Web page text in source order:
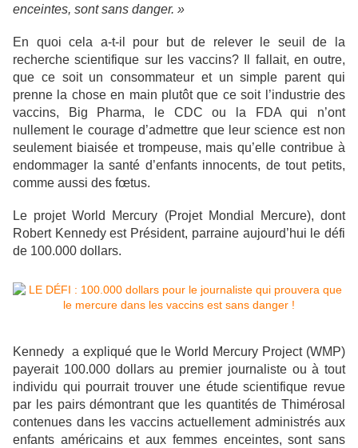
enceintes, sont sans danger. »
En quoi cela a-t-il pour but de relever le seuil de la
recherche scientifique sur les vaccins? Il fallait, en outre,
que ce soit un consommateur et un simple parent qui
prenne la chose en main plutôt que ce soit l’industrie des
vaccins, Big Pharma, le CDC ou la FDA qui n’ont
nullement le courage d’admettre que leur science est non
seulement biaisée et trompeuse, mais qu’elle contribue à
endommager la santé d’enfants innocents, de tout petits,
comme aussi des fœtus.
Le projet World Mercury (Projet Mondial Mercure), dont
Robert Kennedy est Président, parraine aujourd’hui le défi
de 100.000 dollars.
Kennedy a expliqué que le World Mercury Project (WMP)
payerait 100.000 dollars au premier journaliste ou à tout
individu qui pourrait trouver une étude scientifique revue
par les pairs démontrant que les quantités de Thimérosal
contenues dans les vaccins actuellement administrés aux
enfants américains et aux femmes enceintes, sont sans